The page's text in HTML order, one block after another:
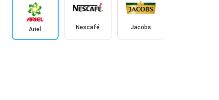
Ariel Nescafé Jacobs